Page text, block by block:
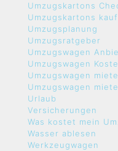
Umzugskartons
Umzugskartons
Umzugsplanung
Umzugsratgeber
Umzugswagen
Umzugswagen
Umzugswagen
Umzugswagen
Urlaub
Versicherungen
Was kostet mein
Wasser ablesen
Werkzeugwagen